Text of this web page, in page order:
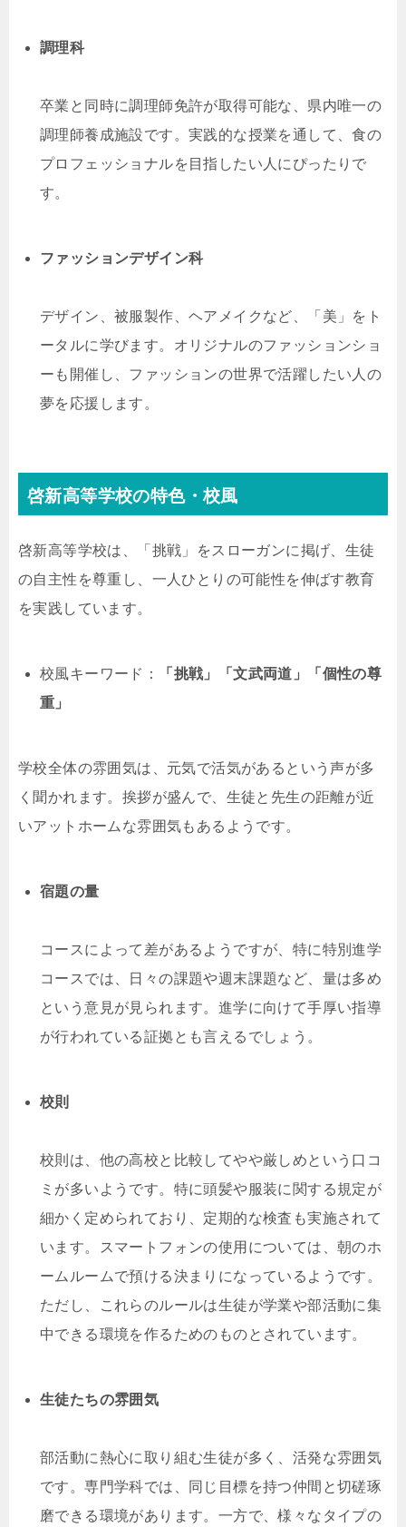
調理科
卒業と同時に調理師免許が取得可能な、県内唯一の
調理師養成施設です。実践的な授業を通して、食の
プロフェッショナルを目指したい人にぴったりで
す。
ファッションデザイン科
デザイン、被服製作、ヘアメイクなど、「美」をト
ータルに学びます。オリジナルのファッションショ
ーも開催し、ファッションの世界で活躍したい人の
夢を応援します。
啓新高等学校の特色・校風
啓新高等学校は、「挑戦」をスローガンに掲げ、生徒
の自主性を尊重し、一人ひとりの可能性を伸ばす教育
を実践しています。
校風キーワード：
「挑戦」「文武両道」「個性の尊
重」
学校全体の雰囲気は、元気で活気があるという声が多
く聞かれます。挨拶が盛んで、生徒と先生の距離が近
いアットホームな雰囲気もあるようです。
宿題の量
コースによって差があるようですが、特に特別進学
コースでは、日々の課題や週末課題など、量は多め
という意見が見られます。進学に向けて手厚い指導
が行われている証拠とも言えるでしょう。
校則
校則は、他の高校と比較してやや厳しめという口コ
ミが多いようです。特に頭髪や服装に関する規定が
細かく定められており、定期的な検査も実施されて
います。スマートフォンの使用については、朝のホ
ームルームで預ける決まりになっているようです。
ただし、これらのルールは生徒が学業や部活動に集
中できる環境を作るためのものとされています。
生徒たちの雰囲気
部活動に熱心に取り組む生徒が多く、活発な雰囲気
です。専門学科では、同じ目標を持つ仲間と切磋琢
磨できる環境があります。一方で、様々なタイプの